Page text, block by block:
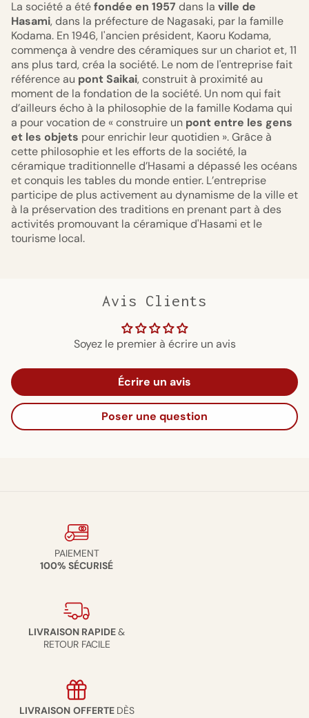
La société a étéfondée en 1957 dans la ville de
Hasami, dans la préfecture de Nagasaki, par la famille
Kodama. En 1946, l'ancien président, Kaoru Kodama,
commença à vendre des céramiques sur un chariot et, 11
ans plus tard, créa la société. Le nom de l'entreprise fait
référence au pont Saikai, construit à proximité au
moment de la fondation de la société. Un nom qui fait
d’ailleurs écho à la philosophie de la famille Kodama qui
a pour vocation de « construire un pont entre les gens
et les objets pour enrichir leur quotidien ». Grâce à
cette philosophie et les efforts de la société, la
céramique traditionnelle d’Hasami a dépassé les océans
et conquis les tables du monde entier. L’entreprise
participe de plus activement au dynamisme de la ville et
à la préservation des traditions en prenant part à des
activités promouvant la céramique d'Hasami et le
tourisme local.
Avis Clients
Soyez le premier à écrire un avis
Écrire un avis
Poser une question
PAIEMENT
100% SÉCURISÉ
LIVRAISON RAPIDE&
RETOUR FACILE
LIVRAISON OFFERTE DÈS